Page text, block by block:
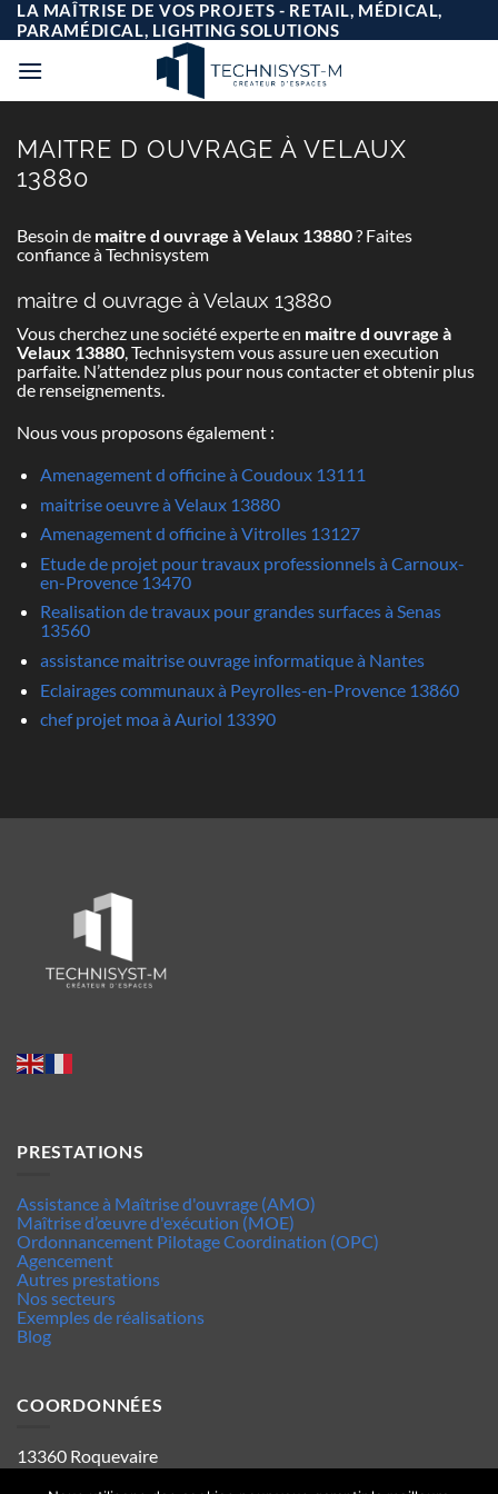
Passer
au
contenu
LA MAÎTRISE DE VOS PROJETS - RETAIL, MÉDICAL,
PARAMÉDICAL, LIGHTING SOLUTIONS
MAITRE D OUVRAGE À VELAUX
13880
Besoin de maitre d ouvrage à Velaux 13880? Faites
confiance à Technisystem
maitre d ouvrage à Velaux 13880
Vous cherchez une société experte en maitre d ouvrage à
Velaux 13880, Technisystem vous assure uen execution
parfaite. N’attendez plus pour nous contacter et obtenir plus
de renseignements.
Nous vous proposons également :
Amenagement d officine à Coudoux 13111
maitrise oeuvre à Velaux 13880
Amenagement d officine à Vitrolles 13127
Etude de projet pour travaux professionnels à Carnoux-
en-Provence 13470
Realisation de travaux pour grandes surfaces à Senas
13560
assistance maitrise ouvrage informatique à Nantes
Eclairages communaux à Peyrolles-en-Provence 13860
chef projet moa à Auriol 13390
PRESTATIONS
Assistance à Maîtrise d'ouvrage (AMO)
Maîtrise d’œuvre d'exécution (MOE)
Ordonnancement Pilotage Coordination (OPC)
Agencement
Autres prestations
Nos secteurs
Exemples de réalisations
Blog
COORDONNÉES
13360 Roquevaire
Tel : 06.63.70.62.44